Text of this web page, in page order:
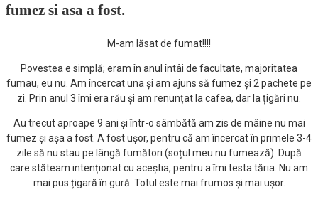
fumez si asa a fost.
M-am lăsat de fumat!!!!
Povestea e simplă; eram în anul întâi de facultate, majoritatea
fumau, eu nu. Am încercat una și am ajuns să fumez și 2 pachete pe
zi. Prin anul 3 îmi era rău și am renunțat la cafea, dar la țigări nu.
Au trecut aproape 9 ani și într-o sâmbătă am zis de mâine nu mai
fumez și așa a fost. A fost ușor, pentru că am încercat în primele 3-4
zile să nu stau pe lângă fumători (soțul meu nu fumează). După
care stăteam intenționat cu aceștia, pentru a îmi testa tăria. Nu am
mai pus țigară în gură. Totul este mai frumos și mai ușor.